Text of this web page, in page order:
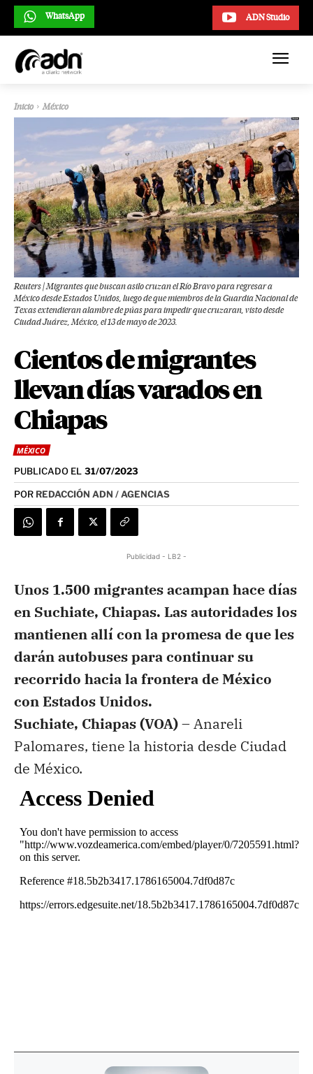
ADN Studio
WhatsApp
Inicio México
Reuters | Migrantes que buscan asilo cruzan el Río Bravo para regresar a
México desde Estados Unidos, luego de que miembros de la Guardia Nacional de
Texas extendieran alambre de púas para impedir que cruzaran, visto desde
Ciudad Juárez, México, el 13 de mayo de 2023.
Cientos de migrantes
llevan días varados en
Chiapas
MÉXICO
PUBLICADO EL 31/07/2023
POR REDACCIÓN ADN / AGENCIAS
Publicidad - LB2 -
Unos 1.500 migrantes acampan hace días
en Suchiate, Chiapas. Las autoridades los
mantienen allí con la promesa de que les
darán autobuses para continuar su
recorrido hacia la frontera de México
con Estados Unidos.
Suchiate, Chiapas (VOA) –Anareli
Palomares, tiene la historia desde Ciudad
de México.